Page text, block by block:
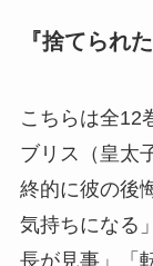
『捨てられ
こちらは全12
ブリス（皇太
終的に彼の後
気持ちになる
長が見事」「